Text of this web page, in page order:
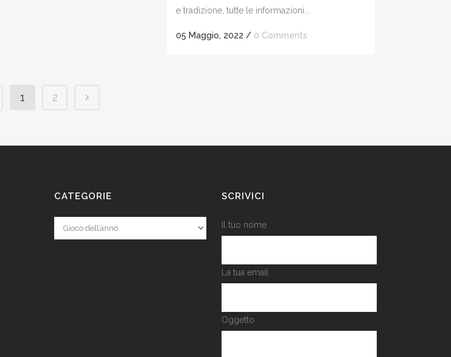
e tradizione, tutte le informazioni...
05 Maggio, 2022 / 0 Comments
1 2
CATEGORIE
Categorie
SCRIVICI
Il tuo nome
La tua email
Oggetto